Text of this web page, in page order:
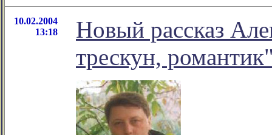
10.02.2004
13:18
Новый рассказ
трескун,